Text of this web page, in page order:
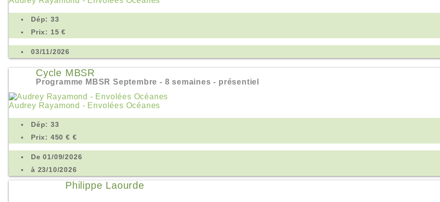
Dép: 33
Prix: 15 €
03/11/2026
Cycle MBSR
Programme MBSR Septembre - 8 semaines - présentiel
Audrey Rayamond - Envolées Océanes
Dép: 33
Prix: 450 € €
De 01/09/2026
à 23/10/2026
Philippe Laourde